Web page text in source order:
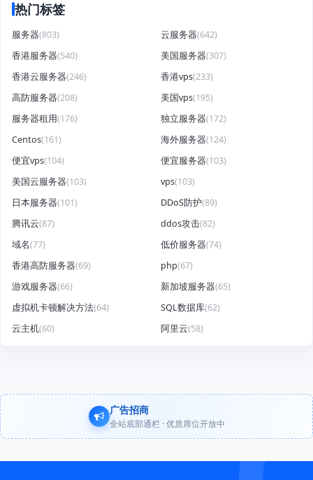
热门标签
服务器(803) 云服务器(642)
香港服务器(540) 美国服务器(307)
香港云服务器(246) 香港vps(233)
高防服务器(208) 美国vps(195)
服务器租用(176) 独立服务器(172)
Centos(161) 海外服务器(124)
便宜vps(104) 便宜服务器(103)
美国云服务器(103) vps(103)
日本服务器(101) DDoS防护(89)
腾讯云(87) ddos攻击(82)
域名(77) 低价服务器(74)
香港高防服务器(69) php(67)
游戏服务器(66) 新加坡服务器(65)
虚拟机卡顿解决方法(64) SQL数据库(62)
云主机(60) 阿里云(58)
广告招商
全站底部通栏 · 优质席位开放中